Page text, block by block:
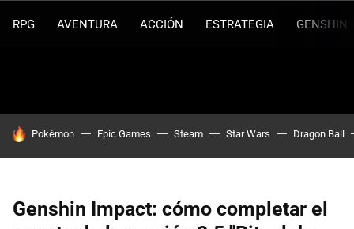
RPG AVENTURA ACCIÓN ESTRATEGIA GENSHIN
HOY SE HABLA DE
Pokémon Epic Games Steam Star Wars Dragon Ball
Genshin Impact: cómo completar el